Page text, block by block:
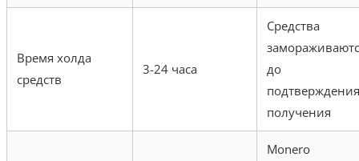
Время холда
средств
3-24 часа
Средства
до
подтверждения
получения
Monero